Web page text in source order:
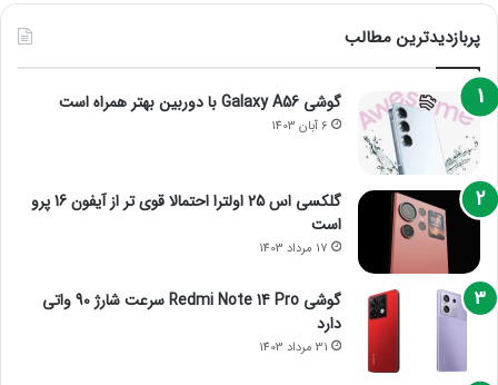
پربازدیدترین مطالب
گوشی Galaxy A56 با دوربین بهتر همراه است
6 آبان 1403
گلکسی اس 25 اولترا احتمالا قوی تر از آیفون 16 پرو
است
17 مرداد 1403
گوشی Redmi Note 14 Pro سرعت شارژ 90 واتی
دارد
31 مرداد 1403